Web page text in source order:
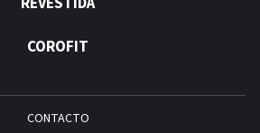
COROFIT
CONTACTO